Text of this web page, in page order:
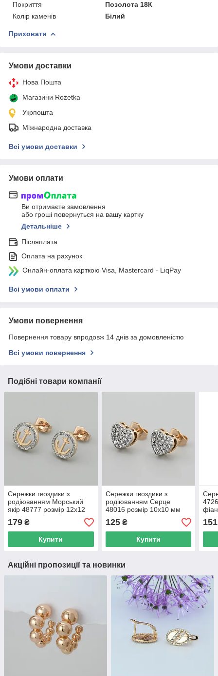
Покриття
Позолота 18К
Колір каменів
Білий
Приховати
Умови доставки
Нова Пошта
Магазини Rozetka
Укрпошта
Міжнародна доставка
Всі умови доставки
Умови оплати
Ви отримаєте замовлення
або гроші повернуться на вашу картку
Детальніше
Післяплата
Оплата на рахунок
Онлайн-оплата карткою Visa, Mastercard - LiqPay
Всі умови оплати
Умови повернення
Повернення товару впродовж 14 днів за домовленістю
Всі умови повернення
Подібні товари компанії
Сережки гвоздики з
родіюванням Морський
якір 48777 розмір 12х12
мм білі фіаніти вага 1.8 г
позолота 18К
179 ₴
Купити
Сережки гвоздики з
родіюванням Серце
48016 розмір 10х10 мм
позолота 18К
125₴
Купити
151
Акційні пропозиції та новинки